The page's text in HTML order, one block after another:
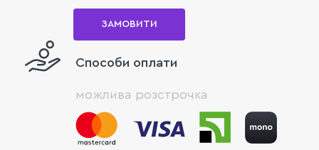
ЗАМОВИТИ
Способи оплати
можлива розстрочка